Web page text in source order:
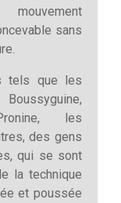
sans
tels que les
les
des gens
qui se sont
la technique
et poussée